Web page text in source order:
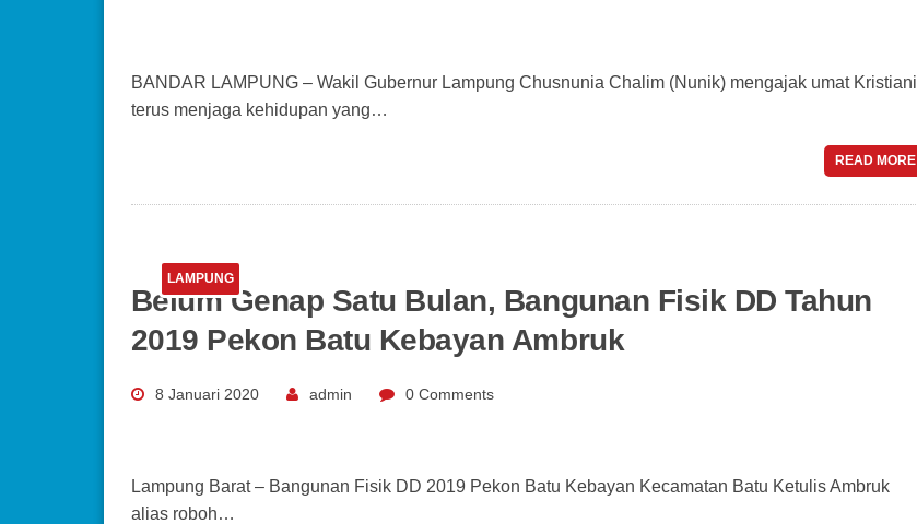
BANDAR LAMPUNG – Wakil Gubernur Lampung Chusnunia Chalim (Nunik) mengajak umat Kristiani
terus menjaga kehidupan yang…
READ MORE
LAMPUNG
Belum Genap Satu Bulan, Bangunan Fisik DD Tahun
2019 Pekon Batu Kebayan Ambruk
8 Januari 2020 admin 0 Comments
Lampung Barat – Bangunan Fisik DD 2019 Pekon Batu Kebayan Kecamatan Batu Ketulis Ambruk
alias roboh…